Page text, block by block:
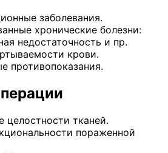
заболевания.
хронические болезни:
недостаточность и пр.
крови.
противопоказания.
целостности тканей.
пораженной